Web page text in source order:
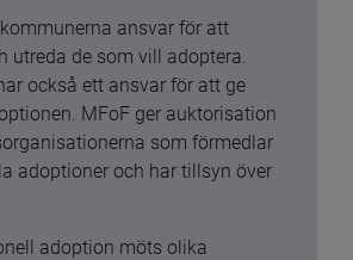
ansvar för att
utreda de som vill adoptera.
också ett ansvar för att ge
MFoF ger auktorisation
som förmedlar
adoptioner och har tillsyn över
adoption möts olika